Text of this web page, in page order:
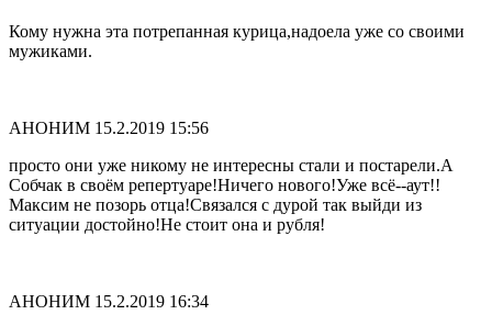
Кому нужна эта потрепанная курица,надоела уже со своими
мужиками.
АНОНИМ 15.2.2019 15:56
просто они уже никому не интересны стали и постарели.А
Собчак в своём репертуаре!Ничего нового!Уже всё--аут!!
Максим не позорь отца!Связался с дурой так выйди из
ситуации достойно!Не стоит она и рубля!
АНОНИМ 15.2.2019 16:34